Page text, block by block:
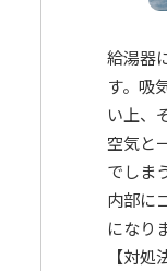
給湯器
す。吸
い上、
空気と
でしま
内部に
になり
【対処